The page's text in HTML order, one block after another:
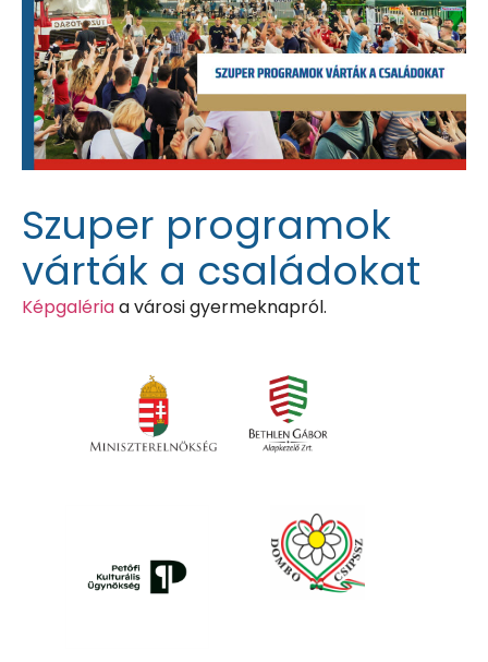
Szuper programok
várták a családokat
Képgalériaa városi gyermeknapról.